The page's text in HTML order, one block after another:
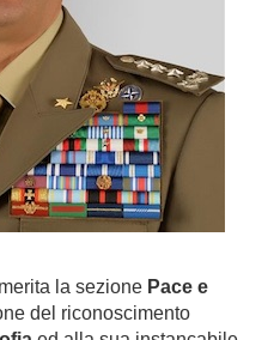
la sezione Pace e
del riconoscimento